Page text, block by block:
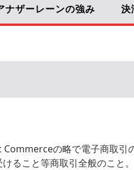
ナザーレーンの強み 決
Commerceの略で電子商取引
ること等商取引全般のこと。